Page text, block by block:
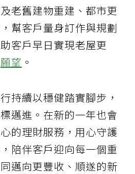
老舊建物重建、都市更
幫客戶量身訂作與規劃
客戶早日實現老屋更
願望 。
持續以穩健踏實腳步，
邁進。在新的一年也會
的理財服務，用心守護
陪伴客戶迎向每一個重
邁向更豐收、順遂的新